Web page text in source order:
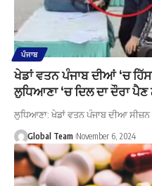
ਪੰਜਾਬ
ਖੇਡਾਂ ਵਤਨ ਪੰਜਾਬ ਦੀਆਂ ‘ਚ
ਲੁਧਿਆਣਾ ‘ਚ ਦਿਲ ਦਾ ਦੌਰਾ
ਲੁਧਿਆਣਾ: ਖੇਡਾਂ ਵਤਨ ਪੰਜਾਬ ਦੀਆ
Global Team November 6, 2024